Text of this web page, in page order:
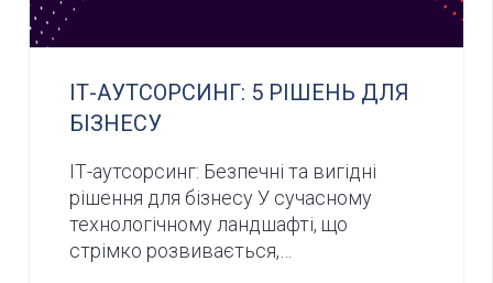
ІТ-АУТСОРСИНГ: 5 РІШЕНЬ ДЛЯ
БІЗНЕСУ
ІТ-аутсорсинг: Безпечні та вигідні
рішення для бізнесу У сучасному
технологічному ландшафті, що
стрімко розвивається,…